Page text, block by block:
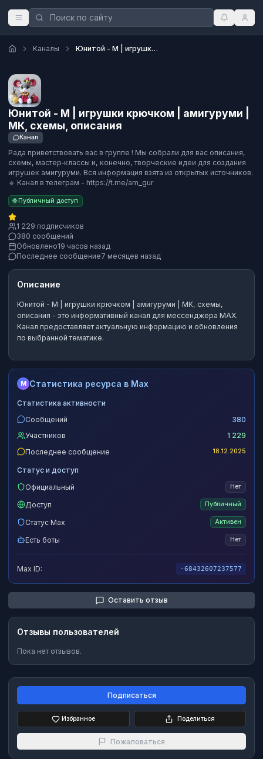
Каналы Юнитой - М | игрушки крючком | амигуруми | МК, схемы, описания
Юнитой - М | игрушки крючком | амигуруми |
МК, схемы, описания
Канал
Рада приветствовать вас в группе ! Мы собрали для вас описания,
схемы, мастер‑классы и, конечно, творческие идеи для создания
игрушек амигуруми. Вся информация взята из открытых источников.
🔹 Канал в телеграм - https://t.me/am_gur
🌐 Публичный доступ
1 229 подписчиков
380 сообщений
Обновлено19 часов назад
Последнее сообщение7 месяцев назад
Описание
Юнитой - М | игрушки крючком | амигуруми | МК, схемы,
описания - это информативный канал для мессенджера MAX.
Канал предоставляет актуальную информацию и обновления
по выбранной тематике.
M Статистика ресурса в Max
Статистика активности
Сообщений
380
Участников
1 229
Последнее сообщение
18.12.2025
Статус и доступ
Официальный
Нет
Доступ Публичный
Статус Max Активен
Есть боты Нет
Max ID: -68432607237577
Оставить отзыв
Отзывы пользователей
Пока нет отзывов.
Подписаться
Избранное Поделиться
Пожаловаться